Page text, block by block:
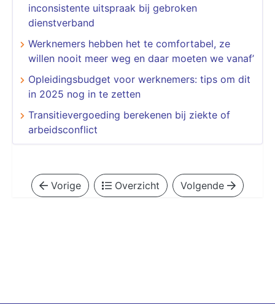
inconsistente uitspraak bij gebroken
dienstverband
Werknemers hebben het te comfortabel, ze
willen nooit meer weg en daar moeten we vanaf’
Opleidingsbudget voor werknemers: tips om dit
in 2025 nog in te zetten
Transitievergoeding berekenen bij ziekte of
arbeidsconflict
Vorige Overzicht Volgende